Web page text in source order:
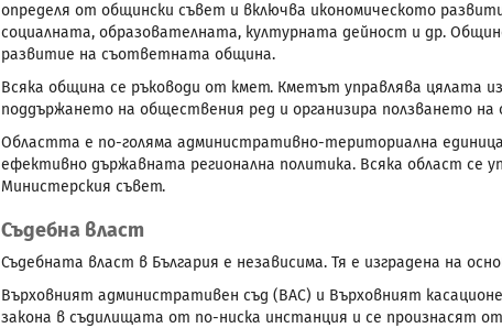
определя от общински съвет и включва икономическото
социалната, образователната, културната дейност и др.
развитие на съответната община.
Всяка община се ръководи от кмет. Кметът управлява цялата
поддържането на обществения ред и организира ползването
Областта е по-голяма административно-териториална
ефективно държавната регионална политика. Всяка област се
Министерския съвет.
Съдебна власт
Съдебната власт в България е независима. Тя е изградена на
Върховният административен съд (ВАС) и Върховният
закона в съдилищата от по-ниска инстанция и се произнасят